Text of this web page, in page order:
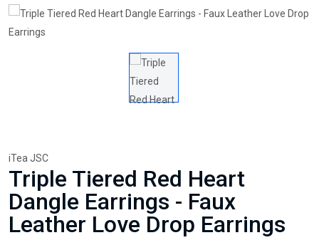
iTea JSC
Triple Tiered Red Heart
Dangle Earrings - Faux
Leather Love Drop Earrings